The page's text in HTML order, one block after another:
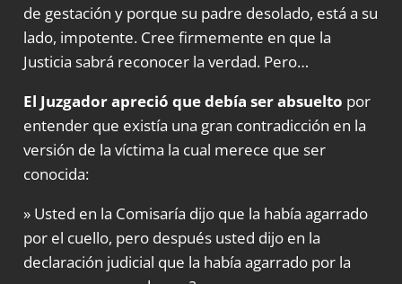
de gestación y porque su padre desolado, está a su
lado, impotente. Cree firmemente en que la
Justicia sabrá reconocer la verdad. Pero…
El Juzgador apreció que debía ser absuelto por
entender que existía una gran contradicción en la
versión de la víctima la cual merece que ser
conocida:
» Usted en la Comisaría dijo que la había agarrado
por el cuello, pero después usted dijo en la
declaración judicial que la había agarrado por la